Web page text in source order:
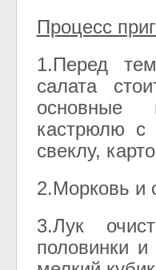
Процесс
1.Перед
салата
основные
кастрюлю с
свеклу,
2.Морковь и
3.Лук
половинки